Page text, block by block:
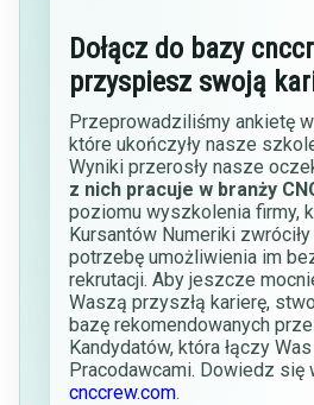
Dołącz do bazy
przyspiesz swoją
Przeprowadziliśmy ankietę
które ukończyły nasze
Wyniki przerosły nasze
z nich pracuje w branży
poziomu wyszkolenia firmy,
Kursantów Numeriki
potrzebę umożliwienia im
rekrutacji. Aby jeszcze
Waszą przyszłą karierę,
bazę rekomendowanych
Kandydatów, która łączy
Pracodawcami. Dowiedz się
cnccrew.com.